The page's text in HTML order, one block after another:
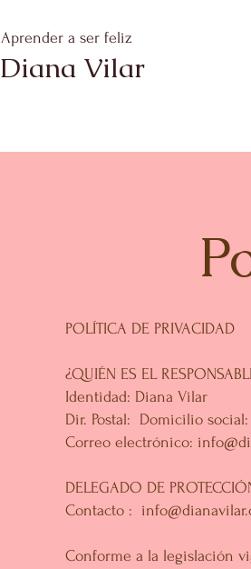
Aprender a ser feliz
Diana Vilar
POLÍTICA DE PRIVACIDAD
¿QUIÉN ES EL
Identidad: Diana Vilar
Dir. Postal: Domicilio social:
Correo electrónico:
DELEGADO DE
Contacto :
Conforme a la legislación